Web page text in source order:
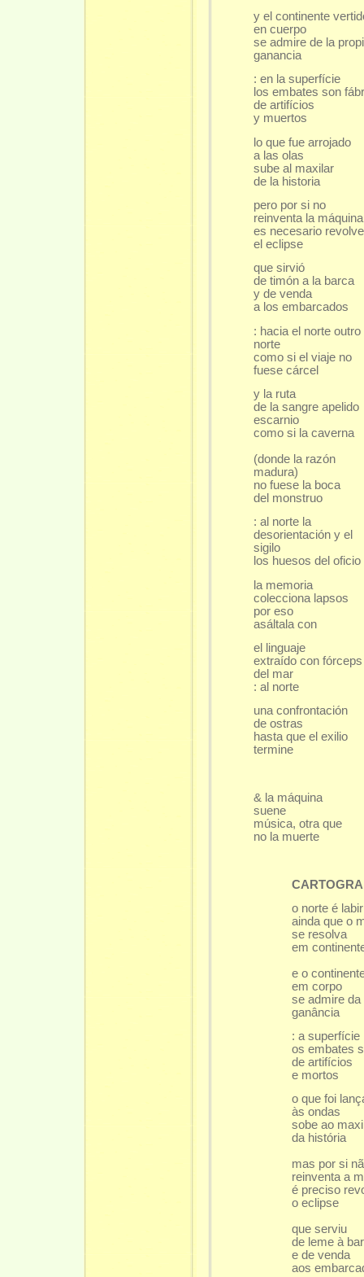
y el continente
en cuerpo
se admire de la
ganancia
: en la superfície
los embates son
de artifícios
y muertos
lo que fue arrojado
a las olas
sube al maxilar
de la historia
pero por si no
reinventa la máquina
es necesario
el eclipse
que sirvió
de timón a la barca
y de venda
a los embarcados
: hacia el norte outro
norte
como si el viaje no
fuese cárcel
y la ruta
de la sangre apelido
escarnio
como si la caverna
(donde la razón
madura)
no fuese la boca
del monstruo
: al norte la
desorientación y el
sigilo
los huesos del oficio
la memoria
colecciona lapsos
por eso
asáltala con
el linguaje
extraído con fórceps
del mar
: al norte
una confrontación
de ostras
hasta que el exilio
termine
& la máquina
suene
música, otra que
no la muerte
o norte é
ainda que o
se resolva
em
e o
em corpo
se admire da
ganância
: a superfície
os embates
de artifícios
e mortos
o que foi
às ondas
sobe ao
da história
mas por si
reinventa a
é preciso
o eclipse
que serviu
de leme à
e de venda
aos